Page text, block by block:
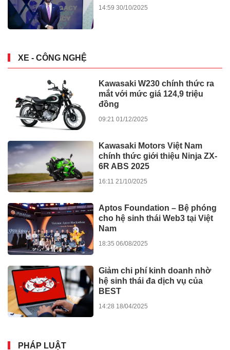
202̀5: Chuyển đổi xanh trong
Matching: Tâm điểm Hội thảo
HDBank Japan Desk 2025
08:23 01/10/2025
HDBank nhận 3 giải thưởng
Bán lẻ Việt Nam 2025
08:23 01/10/2025
VĂN HÓA - DU LỊCH
Bộ phim điện ảnh “ Tây Sơn
thất hổ tưởng “ chính thức khai
máy
Dấu ấn sự kiện “Tỏa sáng
cùng nữ Doanh nhân Sài Gòn”-
Lan tỏa giá trị văn hóa, đồng